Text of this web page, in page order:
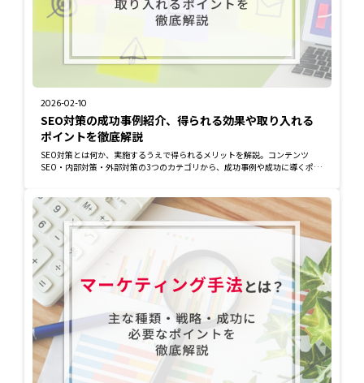
2026-02-10
SEO対策の成功事例紹介、得られる効果や取り入れる
ポイントを徹底解説
SEO対策とは何か、実施するうえで得られるメリットを解説。コンテンツ
SEO・内部対策・外部対策の3つのカテゴリから、成功事例や成功に導くポイ